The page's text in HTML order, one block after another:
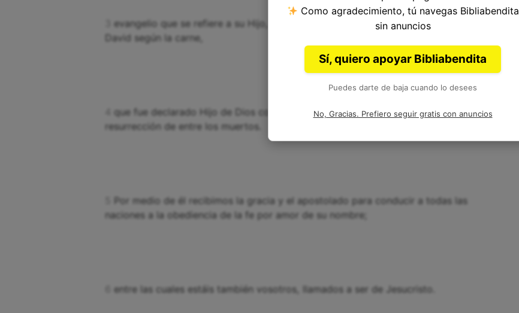
evangelio que se refiere a su Hijo, nuestro Señor Jesucristo, que era del linaje de
David según la carne,
que fue declarado Hijo de Dios con poder, según el Espíritu de santidad, por su
resurrección de entre los muertos.
Por medio de él recibimos la gracia y el apostolado para conducir a todas las
naciones a la obediencia de la fe por amor de su nombre;
entre las cuales estáis también vosotros, llamados a ser de Jesucristo.
Como agradecimiento, tú navegas Bibliabendita
sin anuncios
Sí, quiero apoyar Bibliabendita
Puedes darte de baja cuando lo desees
No, Gracias. Prefiero seguir gratis con anuncios